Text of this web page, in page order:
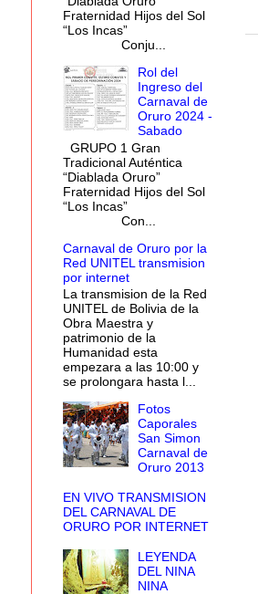
Fraternidad Hijos del Sol
“Los Incas”
Conju...
Rol del
Ingreso del
Carnaval de
Oruro 2024 -
Sabado
GRUPO 1 Gran
Tradicional Auténtica
“Diablada Oruro”
Fraternidad Hijos del Sol
“Los Incas”
Con...
Carnaval de Oruro por la
Red UNITEL transmision
por internet
La transmision de la Red
UNITEL de Bolivia de la
Obra Maestra y
patrimonio de la
Humanidad esta
empezara a las 10:00 y
se prolongara hasta l...
Fotos
Caporales
San Simon
Carnaval de
Oruro 2013
EN VIVO TRANSMISION
DEL CARNAVAL DE
ORURO POR INTERNET
LEYENDA
DEL NINA
NINA